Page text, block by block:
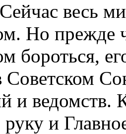
весь
Но
бороться,
Советском
и ведомств.
и